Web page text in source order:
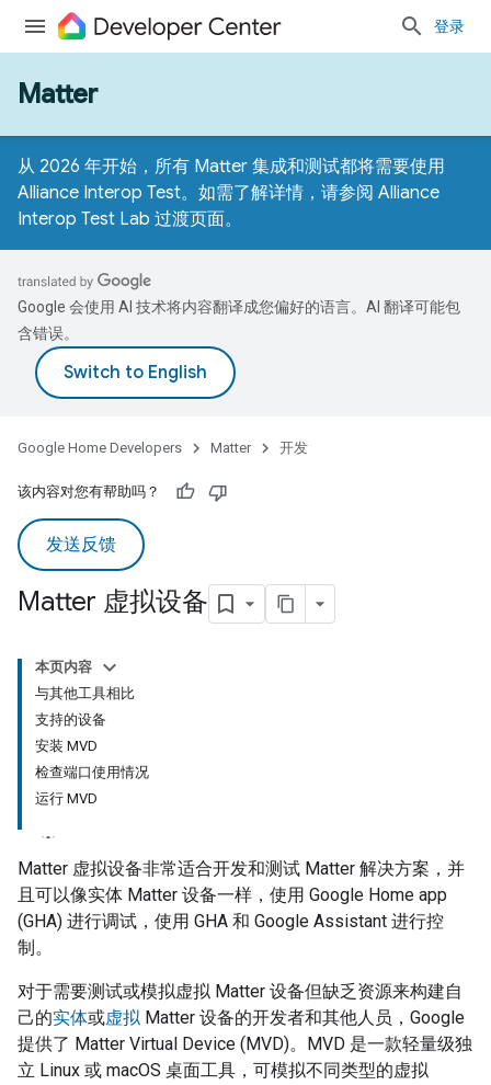
登录
Matter
从 2026 年开始，所有 Matter 集成和测试都将需要使用
Alliance Interop Test。如需了解详情，请参阅 Alliance
Interop Test Lab 过渡页面。
Google 会使用 AI 技术将内容翻译成您偏好的语言。AI 翻译可能包
含错误。
Google Home Developers Matter 开发
该内容对您有帮助吗？
发送反馈
Matter 虚拟设备
本页内容
与其他工具相比
支持的设备
安装 MVD
检查端口使用情况
运行 MVD
Matter 虚拟设备非常适合开发和测试 Matter 解决方案，并
且可以像实体 Matter 设备一样，使用 Google Home app
(GHA) 进行调试，使用 GHA 和 Google Assistant 进行控
制。
对于需要测试或模拟虚拟 Matter 设备但缺乏资源来构建自
己的实体或虚拟 Matter 设备的开发者和其他人员，Google
提供了 Matter Virtual Device (MVD)。 MVD 是一款轻量级独
立 Linux 或 macOS 桌面工具，可模拟不同类型的虚拟